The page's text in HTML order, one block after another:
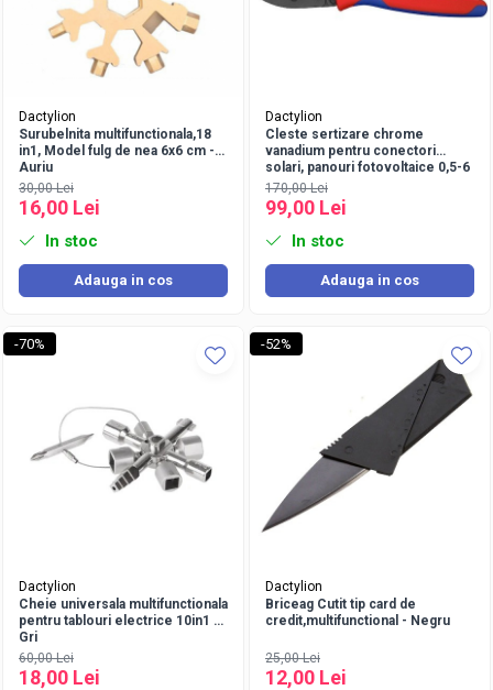
Dactylion
Surubelnita multifunctionala,18
in1, Model fulg de nea 6x6 cm -
Auriu
30,00 Lei
16,00 Lei
In stoc
Adauga in cos
Dactylion
Cleste sertizare chrome
vanadium pentru conectori
solari, panouri fotovoltaice 0,5-6
mm2
170,00 Lei
99,00 Lei
In stoc
Adauga in cos
-70%
Dactylion
Cheie universala multifunctionala
pentru tablouri electrice 10in1 -
Gri
60,00 Lei
18,00 Lei
-52%
Dactylion
Briceag Cutit tip card de
credit,multifunctional - Negru
25,00 Lei
12,00 Lei